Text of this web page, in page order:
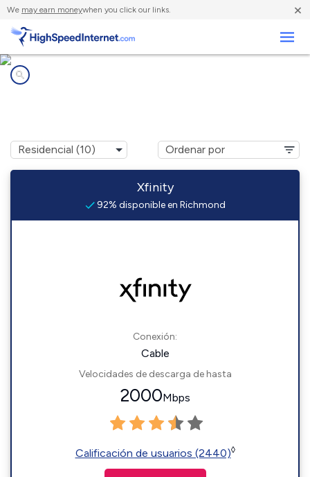
We may earn moneywhen you click our links. ×
Xfinity
92% disponible en Richmond
Conexión:
Cable
Velocidades de descarga de hasta
2000Mbps
Calificación de usuarios (2440)◊